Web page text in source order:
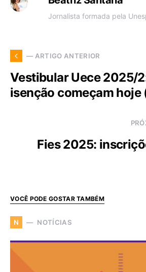
Jornalista formada pela
— ARTIGO ANTERIOR
Vestibular Uece 2025/
isenção começam hoje
Fies 2025:
VOCÊ PODE GOSTAR TAMBÉM
N NOTÍCIAS